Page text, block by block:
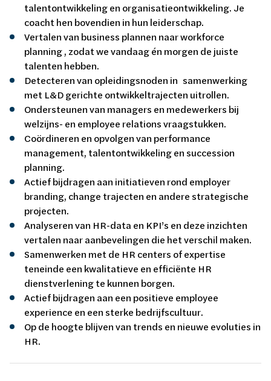
talentontwikkeling en organisatieontwikkeling. Je
coacht hen bovendien in hun leiderschap.
Vertalen van business plannen naar workforce
planning , zodat we vandaag én morgen de juiste
talenten hebben.
Detecteren van opleidingsnoden in samenwerking
met L&D gerichte ontwikkeltrajecten uitrollen.
Ondersteunen van managers en medewerkers bij
welzijns- en employee relations vraagstukken.
Coördineren en opvolgen van performance
management, talentontwikkeling en succession
planning.
Actief bijdragen aan initiatieven rond employer
branding, change trajecten en andere strategische
projecten.
Analyseren van HR-data en KPI’s en deze inzichten
vertalen naar aanbevelingen die het verschil maken.
Samenwerken met de HR centers of expertise
teneinde een kwalitatieve en efficiënte HR
dienstverlening te kunnen borgen.
Actief bijdragen aan een positieve employee
experience en een sterke bedrijfscultuur.
Op de hoogte blijven van trends en nieuwe evoluties in
HR.